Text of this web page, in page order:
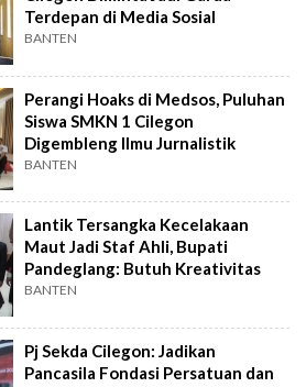
Terdepan di Media Sosial
BANTEN
Perangi Hoaks di Medsos, Puluhan
Siswa SMKN 1 Cilegon
Digembleng Ilmu Jurnalistik
BANTEN
Lantik Tersangka Kecelakaan
Maut Jadi Staf Ahli, Bupati
Pandeglang: Butuh Kreativitas
BANTEN
Pj Sekda Cilegon: Jadikan
Pancasila Fondasi Persatuan dan